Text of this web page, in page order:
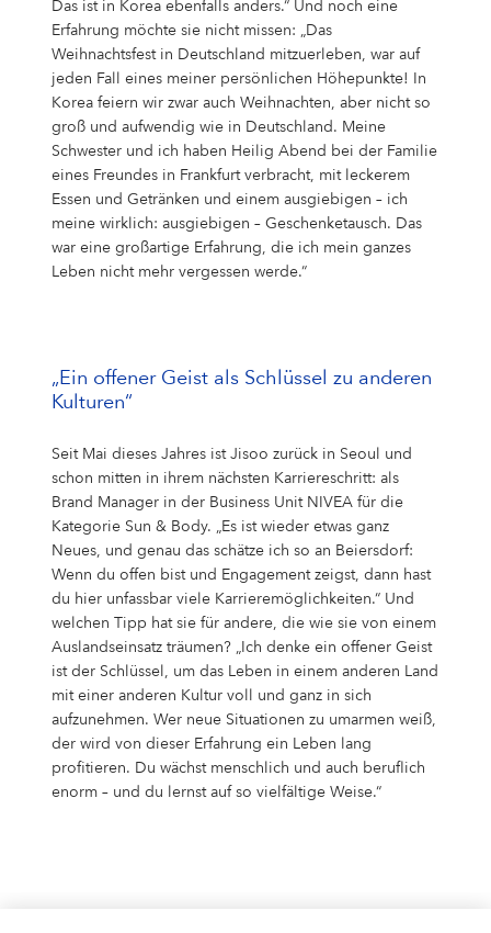
Das ist in Korea ebenfalls anders.“ Und noch eine
Erfahrung möchte sie nicht missen: „Das
Weihnachtsfest in Deutschland mitzuerleben, war auf
jeden Fall eines meiner persönlichen Höhepunkte! In
Korea feiern wir zwar auch Weihnachten, aber nicht so
groß und aufwendig wie in Deutschland. Meine
Schwester und ich haben Heilig Abend bei der Familie
eines Freundes in Frankfurt verbracht, mit leckerem
Essen und Getränken und einem ausgiebigen – ich
meine wirklich: ausgiebigen – Geschenketausch. Das
war eine großartige Erfahrung, die ich mein ganzes
Leben nicht mehr vergessen werde.“
„Ein offener Geist als Schlüssel zu anderen
Kulturen“
Seit Mai dieses Jahres ist Jisoo zurück in Seoul und
schon mitten in ihrem nächsten Karriereschritt: als
Brand Manager in der Business Unit NIVEA für die
Kategorie Sun & Body. „Es ist wieder etwas ganz
Neues, und genau das schätze ich so an Beiersdorf:
Wenn du offen bist und Engagement zeigst, dann hast
du hier unfassbar viele Karrieremöglichkeiten.“ Und
welchen Tipp hat sie für andere, die wie sie von einem
Auslandseinsatz träumen? „Ich denke ein offener Geist
ist der Schlüssel, um das Leben in einem anderen Land
mit einer anderen Kultur voll und ganz in sich
aufzunehmen. Wer neue Situationen zu umarmen weiß,
der wird von dieser Erfahrung ein Leben lang
profitieren. Du wächst menschlich und auch beruflich
enorm – und du lernst auf so vielfältige Weise.“